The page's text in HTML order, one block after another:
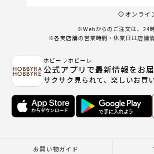
オンライ
※Webからのご注文は、24
※各実店舗の営業時間・休業日は店舗
ホビーラホビーレ
公式アプリで最新情報をお届
サクサク見られて、楽しいお買
お買い物ガイド